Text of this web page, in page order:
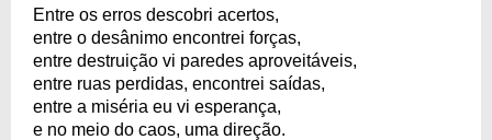
Entre os erros descobri acertos,
entre o desânimo encontrei forças,
entre destruição vi paredes aproveitáveis,
entre ruas perdidas, encontrei saídas,
entre a miséria eu vi esperança,
e no meio do caos, uma direção.